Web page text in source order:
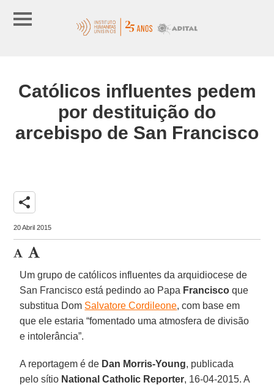
Católicos influentes pedem
por destituição do
arcebispo de San Francisco
share
20 Abril 2015
Um grupo de católicos influentes da arquidiocese de
San Francisco está pedindo ao Papa Francisco que
substitua Dom Salvatore Cordileone, com base em
que ele estaria “fomentado uma atmosfera de divisão
e intolerância”.
A reportagem é de Dan Morris-Young, publicada
pelo sítio National Catholic Reporter, 16-04-2015. A